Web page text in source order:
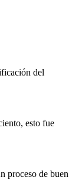
del
esto fue
proceso de buen